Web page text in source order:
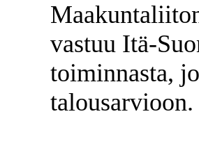
vastuu Itä-
toiminnasta,
talousarvioon.